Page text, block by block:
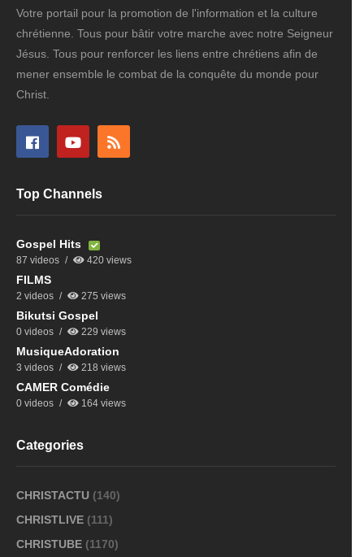
Votre portail pour la promotion de l'information et la culture
chrétienne. Tous pour bâtir votre marche avec notre Seigneur
Jésus. Tous pour renforcer les liens entre chrétiens afin de
mener ensemble le combat de la conquête du monde pour
Christ.
Top Channels
Gospel Hits
87 videos 420 views
FILMS
2 videos 275 views
Bikutsi Gospel
0 videos 229 views
MusiqueAdoration
3 videos 218 views
CAMER Comédie
0 videos 164 views
Categories
CHRISTACTU (140)
CHRISTLIVE (111)
CHRISTUBE (1170)